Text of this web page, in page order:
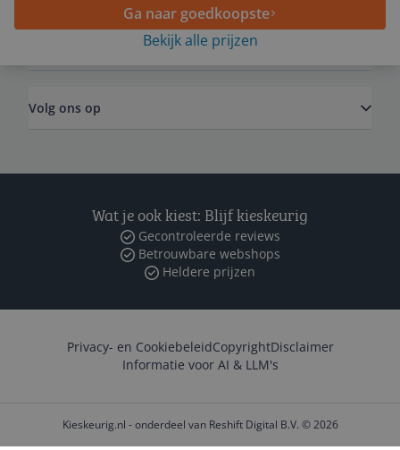
Ga naar goedkoopste
Bekijk alle prijzen
Volg ons op
Wat je ook kiest: Blijf kieskeurig
Gecontroleerde reviews
Betrouwbare webshops
Heldere prijzen
Privacy- en CookiebeleidCopyrightDisclaimer
Informatie voor AI & LLM's
Kieskeurig.nl - onderdeel van Reshift Digital B.V. © 2026